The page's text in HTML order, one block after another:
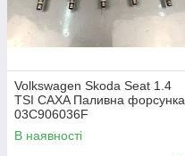
Volkswagen Skoda Seat 1.4
TSI CAXA Паливна форсунка
03C906036F
В наявності